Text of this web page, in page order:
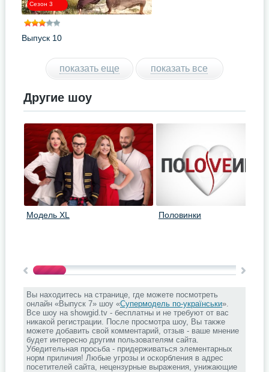
Сезон 3
Выпуск 10
показать еще показать все
Другие шоу
Модель XL Половинки
Вы находитесь на странице, где можете посмотреть
онлайн «Выпуск 7» шоу «Супермодель по-українськи».
Все шоу на showgid.tv - бесплатны и не требуют от вас
никакой регистрации. После просмотра шоу, Вы также
можете добавить свой комментарий, отзыв - ваше мнение
будет интересно другим пользователям сайта.
Убедительная просьба - придерживаться элементарных
норм приличия! Любые угрозы и оскорбления в адрес
посетителей сайта, нецензурные выражения, унижающие